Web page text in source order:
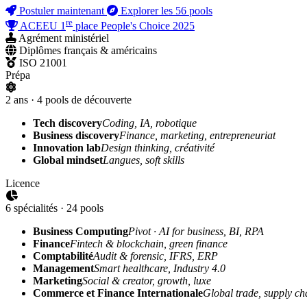
Postuler maintenant
Explorer les 56 pools
ACEEU 1re place People's Choice 2025
Agrément ministériel
Diplômes français & américains
ISO 21001
Prépa
2 ans · 4 pools de découverte
Tech discoveryCoding, IA, robotique
Business discoveryFinance, marketing, entrepreneuriat
Innovation labDesign thinking, créativité
Global mindsetLangues, soft skills
Licence
6 spécialités · 24 pools
Business ComputingPivot · AI for business, BI, RPA
FinanceFintech & blockchain, green finance
ComptabilitéAudit & forensic, IFRS, ERP
ManagementSmart healthcare, Industry 4.0
MarketingSocial & creator, growth, luxe
Commerce et Finance InternationaleGlobal trade, supply